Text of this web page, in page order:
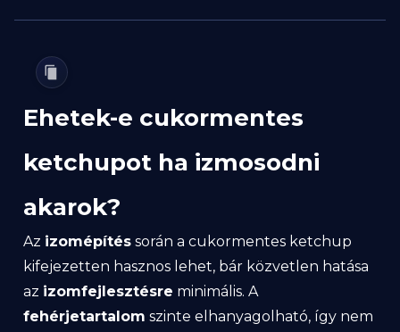
Ehetek-e cukormentes
ketchupot ha izmosodni
akarok?
Az izomépítés során a cukormentes ketchup
kifejezetten hasznos lehet, bár közvetlen hatása
az izomfejlesztésre minimális. A
fehérjetartalom szinte elhanyagolható, így nem